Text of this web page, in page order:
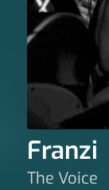
Franzi
The Voice